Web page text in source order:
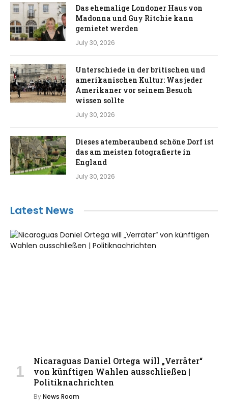
Das ehemalige Londoner Haus von
Madonna und Guy Ritchie kann
gemietet werden
July 30, 2026
Unterschiede in der britischen und
amerikanischen Kultur: Was jeder
Amerikaner vor seinem Besuch
wissen sollte
July 30, 2026
Dieses atemberaubend schöne Dorf ist
das am meisten fotografierte in
England
July 30, 2026
Latest News
Nicaraguas Daniel Ortega will „Verräter“
von künftigen Wahlen ausschließen |
Politiknachrichten
ByNews Room